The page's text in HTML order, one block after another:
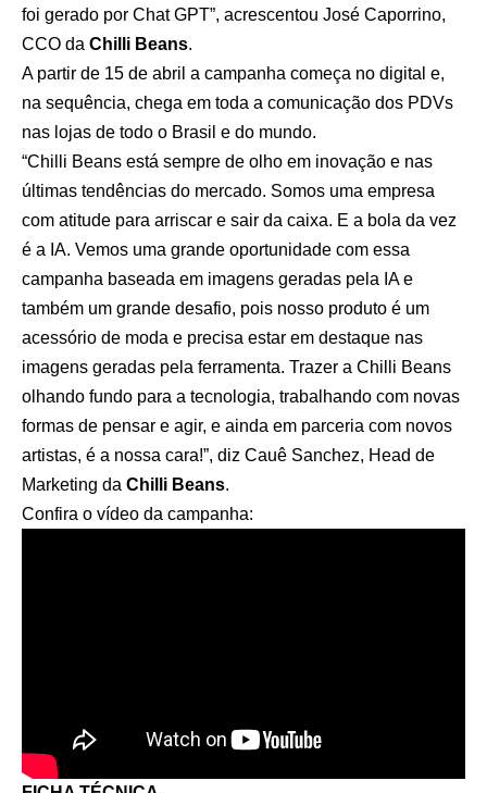
foi gerado por Chat GPT”, acrescentou José Caporrino,
CCO da Chilli Beans.
A partir de 15 de abril a campanha começa no digital e,
na sequência, chega em toda a comunicação dos PDVs
nas lojas de todo o Brasil e do mundo.
“Chilli Beans está sempre de olho em inovação e nas
últimas tendências do mercado. Somos uma empresa
com atitude para arriscar e sair da caixa. E a bola da vez
é a IA. Vemos uma grande oportunidade com essa
campanha baseada em imagens geradas pela IA e
também um grande desafio, pois nosso produto é um
acessório de moda e precisa estar em destaque nas
imagens geradas pela ferramenta. Trazer a Chilli Beans
olhando fundo para a tecnologia, trabalhando com novas
formas de pensar e agir, e ainda em parceria com novos
artistas, é a nossa cara!”, diz Cauê Sanchez, Head de
Marketing da Chilli Beans.
Confira o vídeo da campanha: